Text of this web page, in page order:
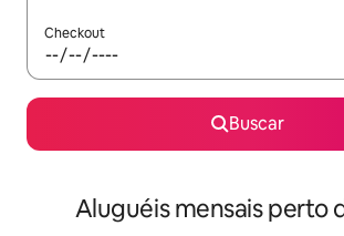
Checkout
Buscar
Aluguéis mensais perto